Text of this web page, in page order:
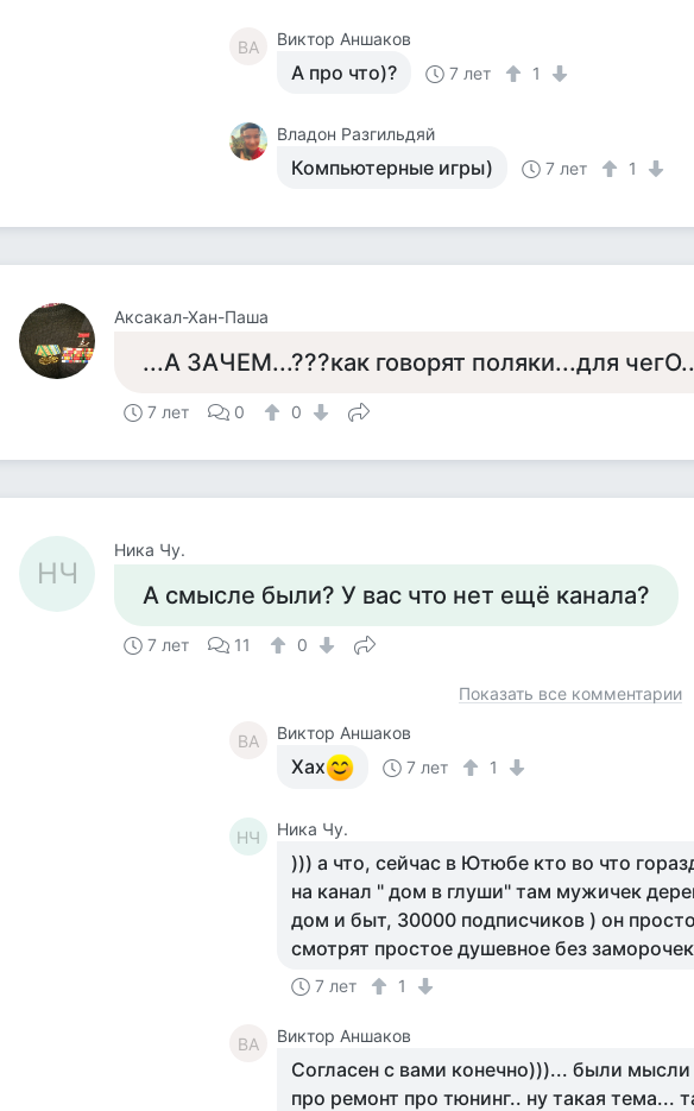
ВА Виктор Аншаков
А про что)? 7 лет 1
Владон Разгильдяй
Компьютерные игры) 7 лет 1
Аксакал-Хан-Паша
...А ЗАЧЕМ...???как говорят поляки...для
7 лет 0 0
НЧ
Ника Чу.
А смысле были? У вас что нет ещё канала?
7 лет 11 0
Показать все комментарии
ВА Виктор Аншаков
Хах 7 лет 1
НЧ Ника Чу.
))) а что, сейчас в Ютюбе кто во что
на канал " дом в глуши" там мужичек
дом и быт, 30000 подписчиков ) он
смотрят простое душевное без заморочек
7 лет 1
ВА Виктор Аншаков
Согласен с вами конечно)))... были
про ремонт про тюнинг.. ну такая тема...